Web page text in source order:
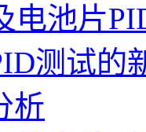
电池片
测试的
析